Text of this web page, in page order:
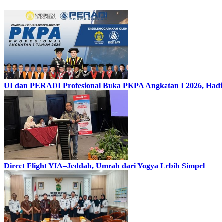
UI dan PERADI Profesional Buka PKPA Angkatan I 2026,
Direct Flight YIA–Jeddah, Umrah dari Yogya Lebih Simpel